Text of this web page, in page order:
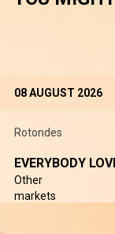
08 AUGUST 2026
Rotondes
EVERYBODY
Other
markets